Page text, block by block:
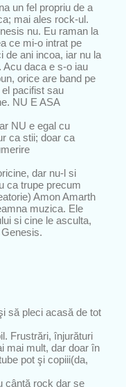
un fel propriu de a
mai ales rock-ul.
nu. Eu raman la
ce mi-o intrat pe
de ani incoa, iar nu la
daca e s-o iau
orice are band pe
pacifist sau
NU E ASA
NU e egal cu
ca stii; doar ca
dar nu-l si
ca trupe precum
Amon Amarth
muzica. Ele
si cine le asculta,
să pleci acasă de tot
Frustrări, înjurături
mai mult, dar doar în
pot şi copiii(da,
cântă rock dar se